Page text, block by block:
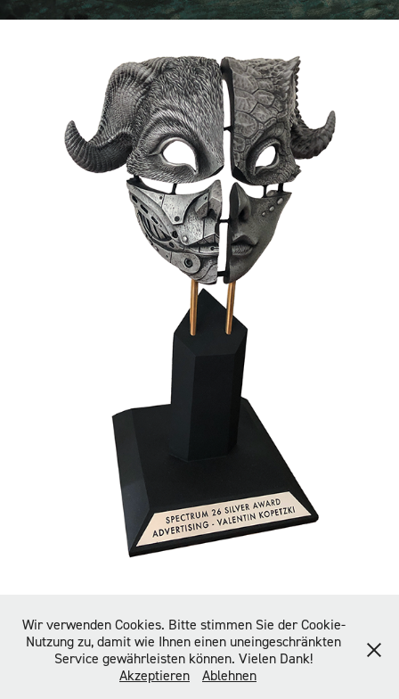
@ All rights reserved
Wir verwenden Cookies. Bitte stimmen Sie der Cookie-
Nutzung zu, damit wie Ihnen einen uneingeschränkten
Service gewährleisten können. Vielen Dank!
Akzeptieren
Ablehnen